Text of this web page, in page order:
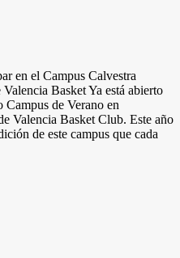
en el Campus Calvestra
Basket Ya está abierto
Campus de Verano en
Valencia Basket Club. Este año
de este campus que cada